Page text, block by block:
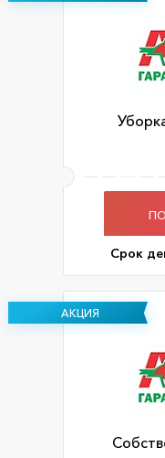
Срок
АКЦИЯ